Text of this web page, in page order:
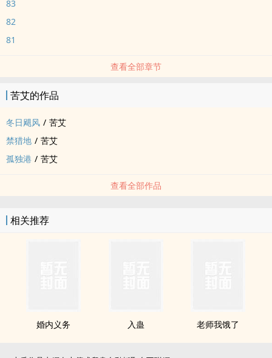
83
82
81
查看全部章节
苦艾的作品
冬日飓风 / 苦艾
禁猎地 / 苦艾
孤独港 / 苦艾
查看全部作品
相关推荐
婚内义务 入蛊 老师我饿了